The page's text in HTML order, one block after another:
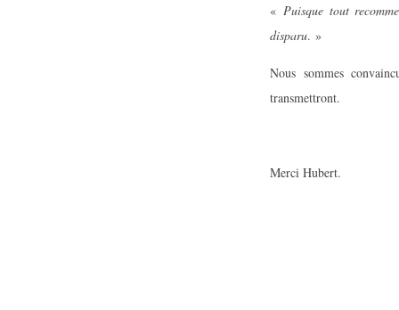
« Puisque tout
disparu. »
Nous sommes
transmettront.
Merci Hubert.